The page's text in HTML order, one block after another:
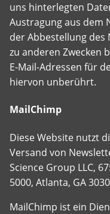
uns hinterlegten
Austragung aus dem
der Abbestellung des
zu anderen Zwecken
E-Mail-Adressen für
hiervon unberührt.
MailChimp
Diese Website nutzt
Versand von
Science Group LLC,
5000, Atlanta, GA
MailChimp ist ein